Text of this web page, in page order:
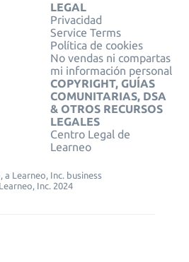
LEGAL
Privacidad
Service Terms
Política de cookies
No vendas ni compartas
mi información personal
COPYRIGHT, GUÍAS
COMUNITARIAS, DSA
& OTROS RECURSOS
LEGALES
Centro Legal de
Learneo
a Learneo, Inc. business
Inc. 2024